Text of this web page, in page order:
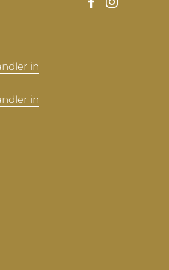
in
in
Facebook
Instagram